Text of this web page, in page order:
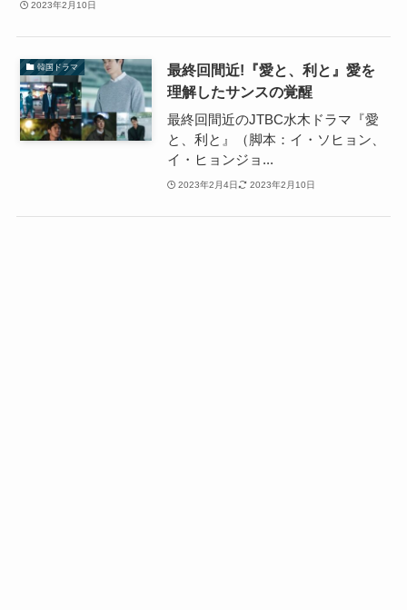
2023年2月10日
韓国ドラマ
最終回間近!『愛と、利と』愛を
理解したサンスの覚醒
最終回間近のJTBC水木ドラマ『愛
と、利と』（脚本：イ・ソヒョン、
イ・ヒョンジョ...
2023年2月4日 2023年2月10日